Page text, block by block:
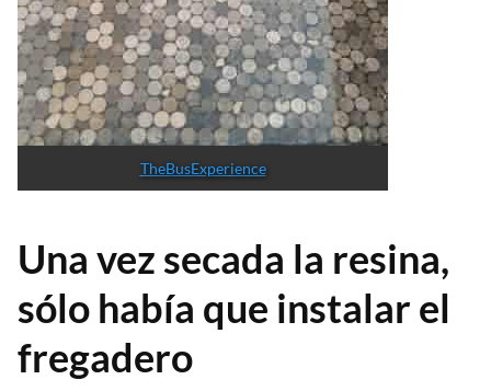
TheBusExperience
Una vez secada la resina,
sólo había que instalar el
fregadero